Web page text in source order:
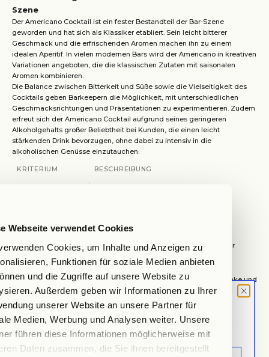
Webseite verwendet Cookies
Cookies, um Inhalte und Anzeigen zu
Funktionen für soziale Medien anbieten
und die Zugriffe auf unsere Website zu
Außerdem geben wir Informationen zu Ihrer
unserer Website an unsere Partner für
Medien, Werbung und Analysen weiter. Unsere
führen diese Informationen möglicherweise mit
Daten zusammen, die Sie ihnen bereitgestellt
Szene
Der Americano Cocktail ist ein fester Bestandteil der Bar-Szene
geworden und hat sich als Klassiker etabliert. Sein leicht bitterer
Geschmack und die erfrischenden Aromen machen ihn zu einem
idealen Aperitif. In vielen modernen Bars wird der Americano in kreativen
Variationen angeboten, die die klassischen Zutaten mit saisonalen
Aromen kombinieren.
Die Balance zwischen Bitterkeit und Süße sowie die Vielseitigkeit des
Cocktails geben Barkeepern die Möglichkeit, mit unterschiedlichen
Geschmacksrichtungen und Präsentationen zu experimentieren. Zudem
erfreut sich der Americano Cocktail aufgrund seines geringeren
Alkoholgehalts großer Beliebtheit bei Kunden, die einen leicht
stärkenden Drink bevorzugen, ohne dabei zu intensiv in die
alkoholischen Genüsse einzutauchen.
KRITERIUM BESCHREIBUNG
Beliebtheit Hoch in der internationalen Cocktailkultur
Was ist ein Americano Cocktail?
Der Americano Cocktail hat seinen Platz in der Welt der Mixgetränke und
ist für viele ein erfrischendes Erlebnis. Seine Beliebtheit ist nicht nur dem
Geschmack, sondern auch seiner Herkunft zu verdanken.
Die Ursprünge des Americano Cocktails
Der Americano hat seinen Ursprung in Italien und wurde ursprünglich als
einfacher Kaffee serviert. Die Entwicklung hin zum Cocktail begann
während des Zweiten Weltkriegs, als amerikanische Soldaten in Italien
MOOD LETTER
Sign up and don't miss any launches,
updates & specials.